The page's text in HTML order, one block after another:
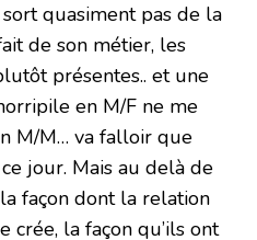
quasiment pas de la
de son métier, les
présentes.. et une
en M/F ne me
M/M… va falloir que
jour. Mais au delà de
façon dont la relation
crée, la façon qu’ils ont